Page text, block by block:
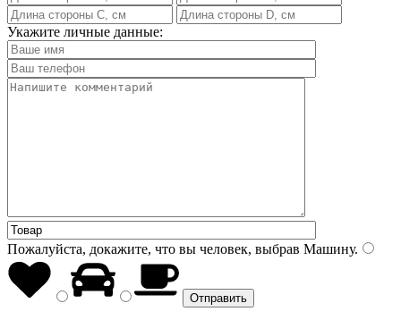
Укажите личные данные:
Пожалуйста, докажите, что вы человек, выбрав Машину.